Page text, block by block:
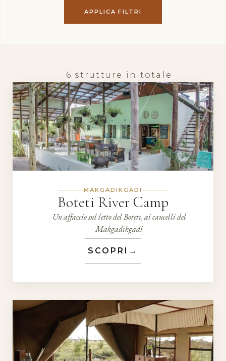
APPLICA FILTRI
6 strutture in totale
MAKGADIKGADI
Boteti River Camp
Un affaccio sul letto del Boteti, ai cancelli del
Makgadikgadi
SCOPRI →